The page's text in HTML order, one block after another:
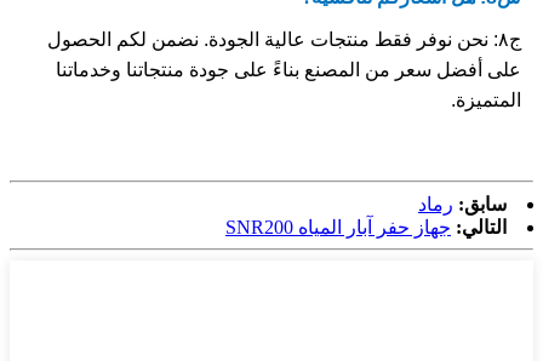
ج٨: نحن نوفر فقط منتجات عالية الجودة. نضمن لكم الحصول
على أفضل سعر من المصنع بناءً على جودة منتجاتنا وخدماتنا
المتميزة.
سابق: رماد
التالي: جهاز حفر آبار المياه SNR200